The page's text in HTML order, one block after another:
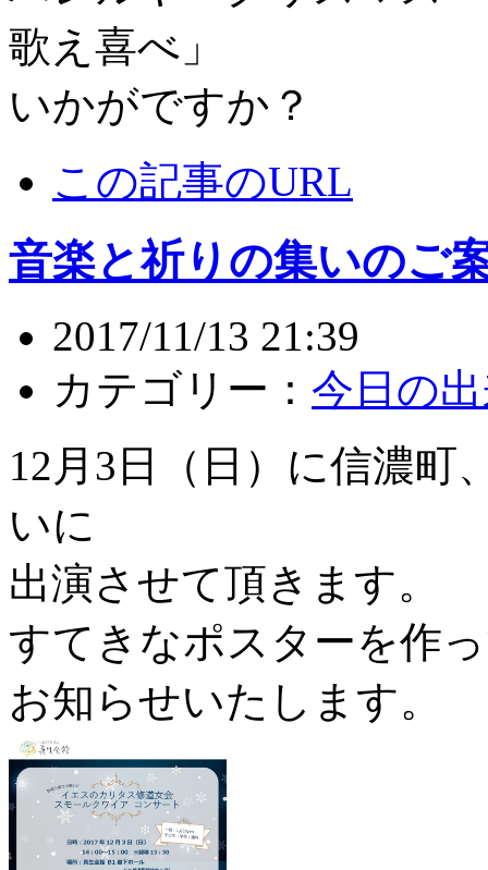
歌え喜べ」
いかがですか？
この記事のURL
音楽と祈りの集いのご
2017/11/13 21:39
カテゴリー： 今日の
12月3日（日）に信濃町
いに
出演させて頂きます。
すてきなポスターを作
お知らせいたします。